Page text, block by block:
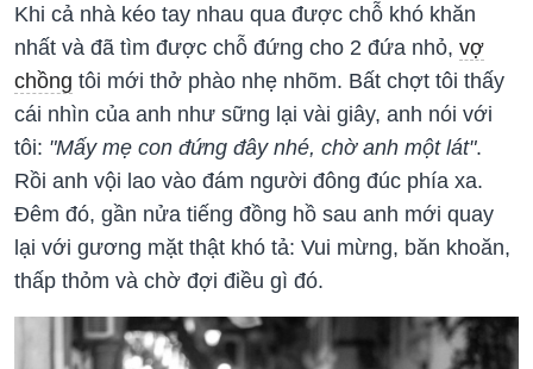
Khi cả nhà kéo tay nhau qua được chỗ khó khăn
nhất và đã tìm được chỗ đứng cho 2 đứa nhỏ, vợ
chồng tôi mới thở phào nhẹ nhõm. Bất chợt tôi thấy
cái nhìn của anh như sững lại vài giây, anh nói với
tôi: "Mấy mẹ con đứng đây nhé, chờ anh một lát".
Rồi anh vội lao vào đám người đông đúc phía xa.
Đêm đó, gần nửa tiếng đồng hồ sau anh mới quay
lại với gương mặt thật khó tả: Vui mừng, băn khoăn,
thấp thỏm và chờ đợi điều gì đó.